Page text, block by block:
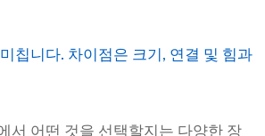
칩니다. 차이점은 크기, 연결 및 힘과
서 어떤 것을 선택할지는 다양한 장